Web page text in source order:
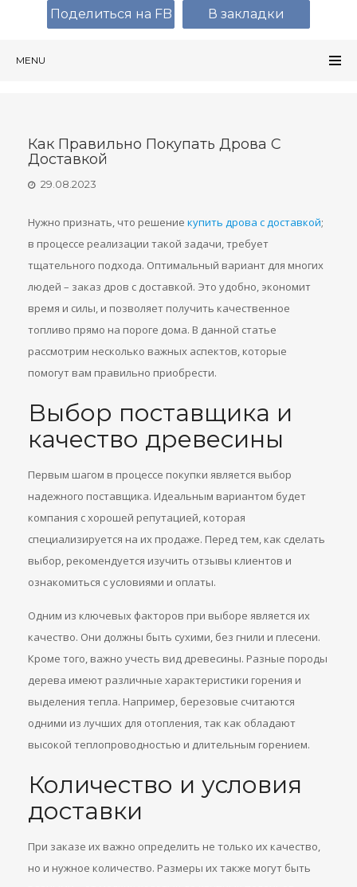
MENU
Как Правильно Покупать Дрова С
Доставкой
29.08.2023
Нужно признать, что решение купить дрова с доставкой;
в процессе реализации такой задачи, требует
тщательного подхода. Оптимальный вариант для многих
людей – заказ дров с доставкой. Это удобно, экономит
время и силы, и позволяет получить качественное
топливо прямо на пороге дома. В данной статье
рассмотрим несколько важных аспектов, которые
помогут вам правильно приобрести.
Выбор поставщика и
качество древесины
Первым шагом в процессе покупки является выбор
надежного поставщика. Идеальным вариантом будет
компания с хорошей репутацией, которая
специализируется на их продаже. Перед тем, как сделать
выбор, рекомендуется изучить отзывы клиентов и
ознакомиться с условиями и оплаты.
Одним из ключевых факторов при выборе является их
качество. Они должны быть сухими, без гнили и плесени.
Кроме того, важно учесть вид древесины. Разные породы
дерева имеют различные характеристики горения и
выделения тепла. Например, березовые считаются
одними из лучших для отопления, так как обладают
высокой теплопроводностью и длительным горением.
Количество и условия
доставки
При заказе их важно определить не только их качество,
но и нужное количество. Размеры их также могут быть
Поделиться на FB В закладки